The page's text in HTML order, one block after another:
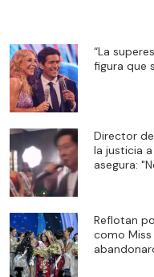
“La
figura que
Director
la justicia
asegura:
Reflotan
como Miss